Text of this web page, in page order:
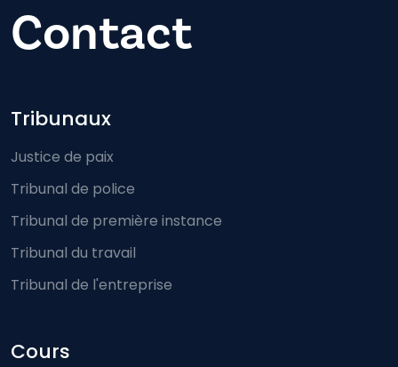
Contact
Footer-menu
Tribunaux
Justice de paix
Tribunal de police
Tribunal de première instance
Tribunal du travail
Tribunal de l'entreprise
Cours